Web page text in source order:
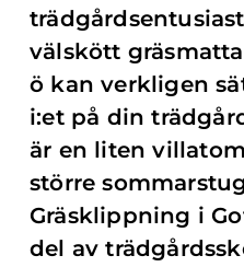
välskött
ö kan verkligen
i:et på din
är en liten
större
Gräsklippning i
del av